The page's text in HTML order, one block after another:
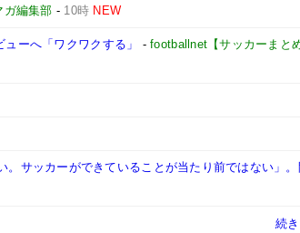
ガ編集部 - 10時 NEW
ーへ「ワクワクする」 -footballnet【サッカーまとめ
サッカーができていることが当たり前ではない」
続